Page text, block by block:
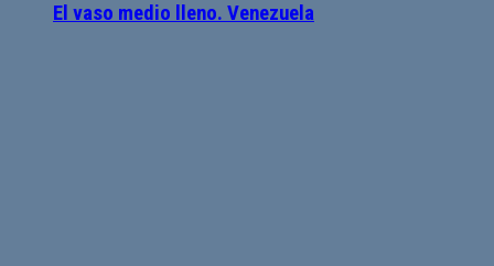
El vaso medio lleno. Venezuela